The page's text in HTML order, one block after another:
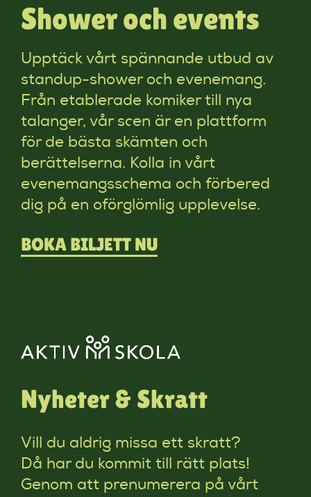
Shower och events
Upptäck vårt spännande utbud av
standup-shower och evenemang.
Från etablerade komiker till nya
talanger, vår scen är en plattform
för de bästa skämten och
berättelserna. Kolla in vårt
evenemangsschema och förbered
dig på en oförglömlig upplevelse.
BOKA BILJETT NU
Nyheter & Skratt
Vill du aldrig missa ett skratt?
Då har du kommit till rätt plats!
Genom att prenumerera på vårt